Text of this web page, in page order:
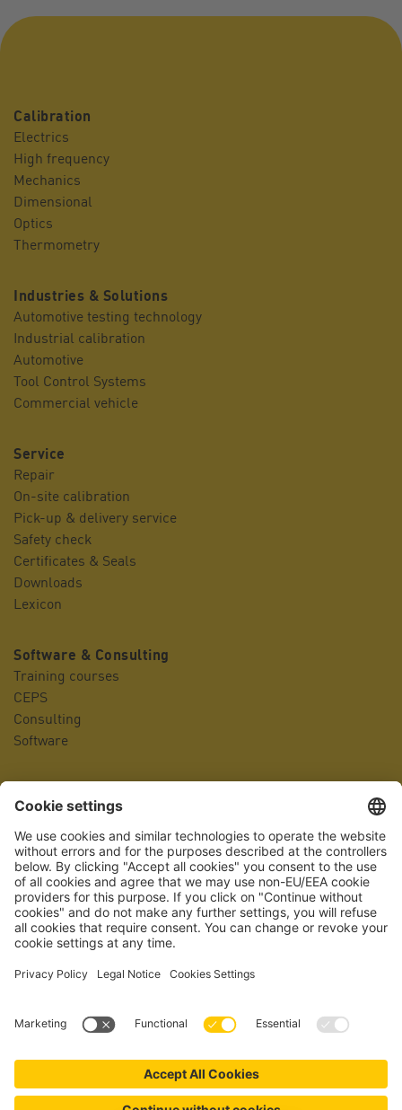
Calibration
Electrics
High frequency
Mechanics
Dimensional
Optics
Thermometry
Industries & Solutions
Automotive testing technology
Industrial calibration
Automotive
Tool Control Systems
Commercial vehicle
Service
Repair
On-site calibration
Pick-up & delivery service
Safety check
Certificates & Seals
Downloads
Lexicon
Software & Consulting
Training courses
CEPS
Consulting
Software
Contact person
Locations
Management
Company history
Career portal
Awards
Quality management
Impressum